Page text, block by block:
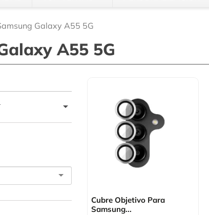
Galaxy A55 5G
A55 5G

Vista rápida
Cubre Objetivo Para
Samsung...